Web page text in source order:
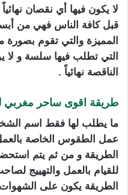
لا يكون فيها أي نقصان
قبل كافة الناس فهي من
المميزة والتي تقوم
التي تطلب فيها سلسة و لا
الناقصة نهائياً .
طريقة اقوى ساحر مغربي
ما يطلب لها فقط اسم
عمل الطقوس الخاصة
الطريقة و من ثم يتم
للقيام بالعمل والتهييج
الطريقة يكون على الشهوات